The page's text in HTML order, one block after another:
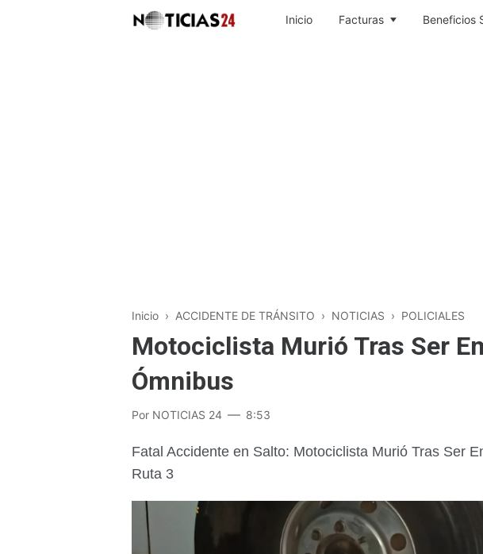
Inicio Facturas Beneficios
Inicio › ACCIDENTE DE TRÁNSITO › NOTICIAS › POLICIALES
Motociclista Murió Tras Ser
Ómnibus
Por NOTICIAS 24 8:53
Fatal Accidente en Salto: Motociclista Murió Tras Ser
Ruta 3